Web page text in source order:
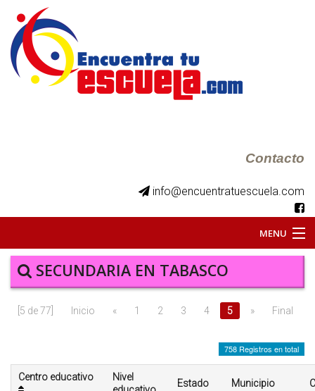
Contacto
info@encuentratuescuela.com
MENU
INICIO
ESCUELA DE LA REPUBLICA
SECUNDARIA EN TABASCO
[5 de 77] Inicio « 1 2 3 4 5 » Final
758 Registros en total
Centro educativo
Nivel
Estado Municipio